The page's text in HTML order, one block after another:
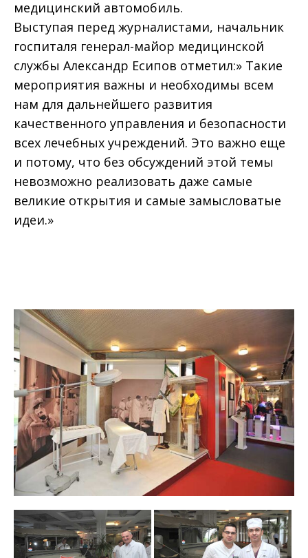
медицинский автомобиль.
Выступая перед журналистами, начальник
госпиталя генерал-майор медицинской
службы Александр Есипов отметил:» Такие
мероприятия важны и необходимы всем
нам для дальнейшего развития
качественного управления и безопасности
всех лечебных учреждений. Это важно еще
и потому, что без обсуждений этой темы
невозможно реализовать даже самые
великие открытия и самые замысловатые
идеи.»